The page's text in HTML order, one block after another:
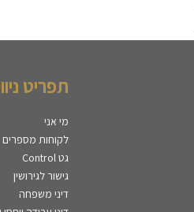
תפריט
מי אני
לקוחות מספרים
גט Control
גישור לגירושין
דיני משפחה